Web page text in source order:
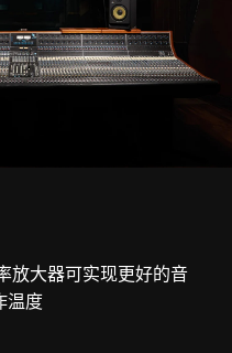
放大器可实现更好的音
温度